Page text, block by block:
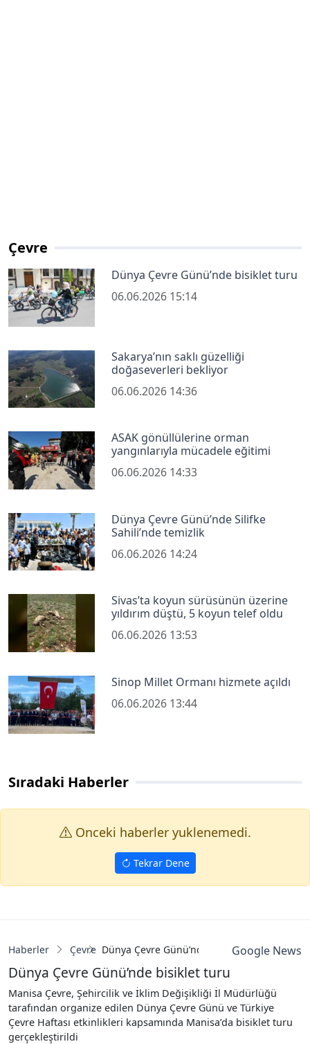
Çevre
Dünya Çevre Günü’nde bisiklet turu
06.06.2026 15:14
Sakarya’nın saklı güzelliği
doğaseverleri bekliyor
06.06.2026 14:36
ASAK gönüllülerine orman
yangınlarıyla mücadele eğitimi
06.06.2026 14:33
Dünya Çevre Günü’nde Silifke
Sahili’nde temizlik
06.06.2026 14:24
Sivas’ta koyun sürüsünün üzerine
yıldırım düştü, 5 koyun telef oldu
06.06.2026 13:53
Sinop Millet Ormanı hizmete açıldı
06.06.2026 13:44
Sıradaki Haberler
Onceki haberler yuklenemedi.
Tekrar Dene
Haberler Çevre Dünya Çevre Günü’nde bisiklet turuGoogle News
Dünya Çevre Günü’nde bisiklet turu
Manisa Çevre, Şehircilik ve İklim Değişikliği İl Müdürlüğü
tarafından organize edilen Dünya Çevre Günü ve Türkiye
Çevre Haftası etkinlikleri kapsamında Manisa’da bisiklet turu
gerçekleştirildi